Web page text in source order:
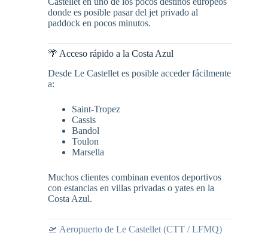
donde es posible pasar del jet privado al
paddock en pocos minutos.
🌴 Acceso rápido a la Costa Azul
Desde Le Castellet es posible acceder fácilmente
a:
Saint-Tropez
Cassis
Bandol
Toulon
Marsella
Muchos clientes combinan eventos deportivos
con estancias en villas privadas o yates en la
Costa Azul.
🛫 Aeropuerto de Le Castellet (CTT / LFMQ)